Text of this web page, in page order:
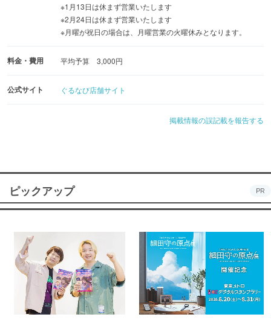
※1月13日は休まず営業いたします
※2月24日は休まず営業いたします
※月曜が祝日の場合は、月曜営業の火曜休みとなります。
料金・費用 平均予算 3,000円
公式サイト ぐるなび店舗サイト
掲載情報の誤記載を報告する
ピックアップ PR